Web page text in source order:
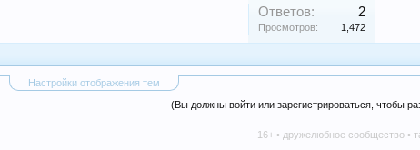
Ответов: 2
Просмотров: 1,472
Настройки отображения тем
(Вы должны войти или зарегистрироваться, чтобы
16+ • дружелюбное сообщество • табак